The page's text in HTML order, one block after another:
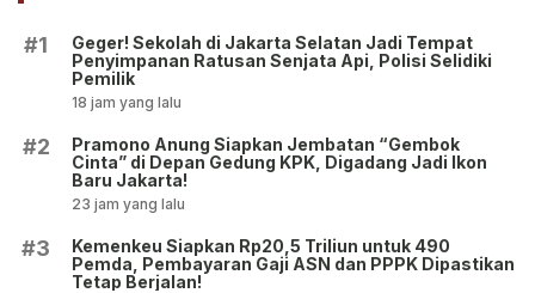
#1
Geger! Sekolah di Jakarta Selatan Jadi Tempat
Penyimpanan Ratusan Senjata Api, Polisi Selidiki
Pemilik
18 jam yang lalu
#2
Pramono Anung Siapkan Jembatan “Gembok
Cinta” di Depan Gedung KPK, Digadang Jadi Ikon
Baru Jakarta!
23 jam yang lalu
#3
Kemenkeu Siapkan Rp20,5 Triliun untuk 490
Pemda, Pembayaran Gaji ASN dan PPPK Dipastikan
Tetap Berjalan!